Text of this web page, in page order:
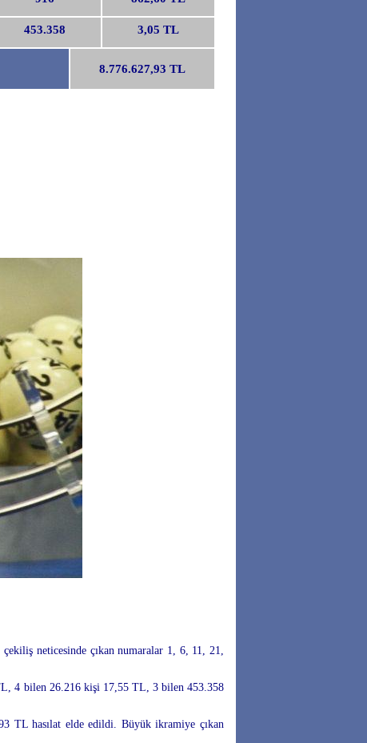
453.358 3,05 TL
8.776.627,93 TL
neticesinde çıkan numaralar 1, 6, 11, 21,
4 bilen 26.216 kişi 17,55 TL, 3 bilen 453.358
TL hasılat elde edildi. Büyük ikramiye çıkan